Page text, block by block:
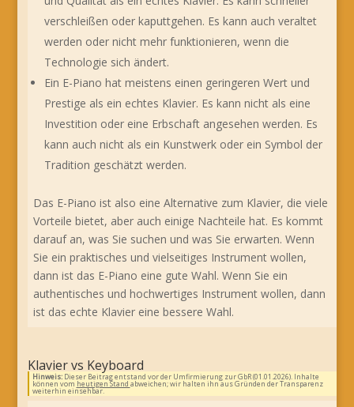
verschleißen oder kaputtgehen. Es kann auch veraltet
werden oder nicht mehr funktionieren, wenn die
Technologie sich ändert.
Ein E-Piano hat meistens einen geringeren Wert und
Prestige als ein echtes Klavier. Es kann nicht als eine
Investition oder eine Erbschaft angesehen werden. Es
kann auch nicht als ein Kunstwerk oder ein Symbol der
Tradition geschätzt werden.
Das E-Piano ist also eine Alternative zum Klavier, die viele
Vorteile bietet, aber auch einige Nachteile hat. Es kommt
darauf an, was Sie suchen und was Sie erwarten. Wenn
Sie ein praktisches und vielseitiges Instrument wollen,
dann ist das E-Piano eine gute Wahl. Wenn Sie ein
authentisches und hochwertiges Instrument wollen, dann
ist das echte Klavier eine bessere Wahl.
Klavier vs Keyboard
Hinweis:Dieser Beitrag entstand vor der Umfirmierung zur GbR (01.01.2026). Inhalte
können vom heutigen Stand abweichen; wir halten ihn aus Gründen der Transparenz
weiterhin einsehbar.